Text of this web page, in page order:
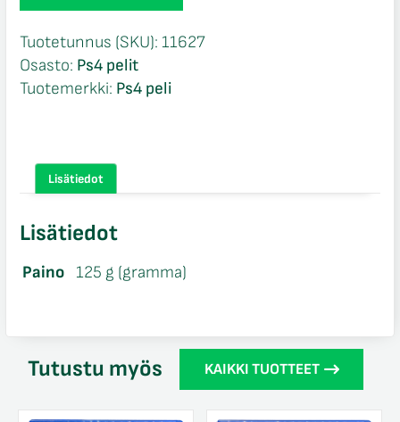
Simulator
Ambassador
Edition
Ps4
Tuotetunnus (SKU): 11627
Osasto: Ps4 pelit
Tuotemerkki: Ps4 peli
Lisätiedot
Lisätiedot
Paino 125 g (gramma)
Tutustu myös KAIKKI TUOTTEET